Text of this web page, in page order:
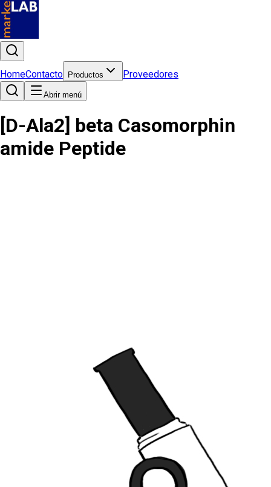
HomeContacto Productos Proveedores
Abrir menú
[D-Ala2] beta Casomorphin
amide Peptide